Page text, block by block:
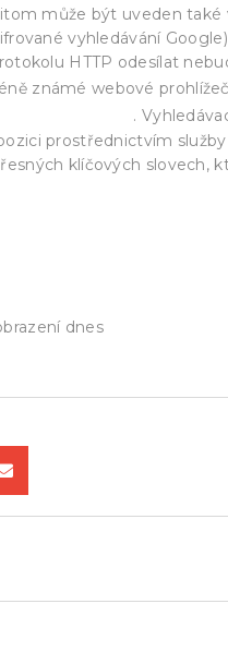
může být uveden
vyhledávání
HTTP odesílat
známé webové
.
prostřednictvím
klíčových slovech,
dnes